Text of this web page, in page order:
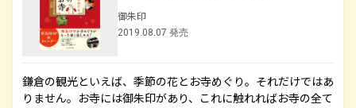
御朱印
2019.08.07 発売
鎌倉の観光といえば、季節の花とお寺めぐり。それだけではあ
りません。お寺には御朱印があり、これに触れればお寺の全て